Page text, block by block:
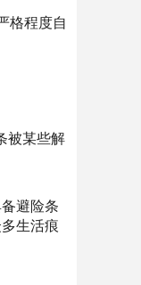
格程度自
被某些解
避险条
生活痕